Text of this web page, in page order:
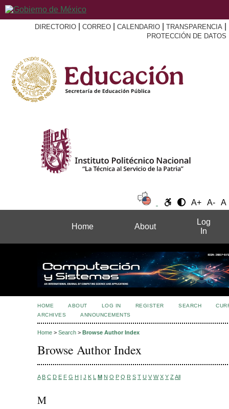
DIRECTORIO CORREO CALENDARIO TRANSPARENCIA
PROTECCIÓN DE DATOS
A+ A- A
Home About
Log
In
HOME ABOUT LOG IN REGISTER SEARCH
ARCHIVES
ANNOUNCEMENTS
Home > Search > Browse Author Index
Browse Author Index
A B C D E F G H I J K L M N O P Q R S T U V W X Y Z All
M